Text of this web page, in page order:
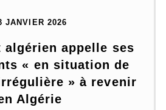
JANVIER 2026
algérien appelle ses
« en situation de
» à revenir
Algérie